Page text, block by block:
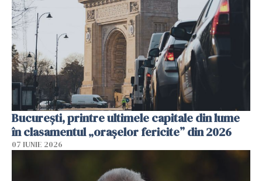
București, printre ultimele capitale din lume
în clasamentul „orașelor fericite” din 2026
07 IUNIE 2026